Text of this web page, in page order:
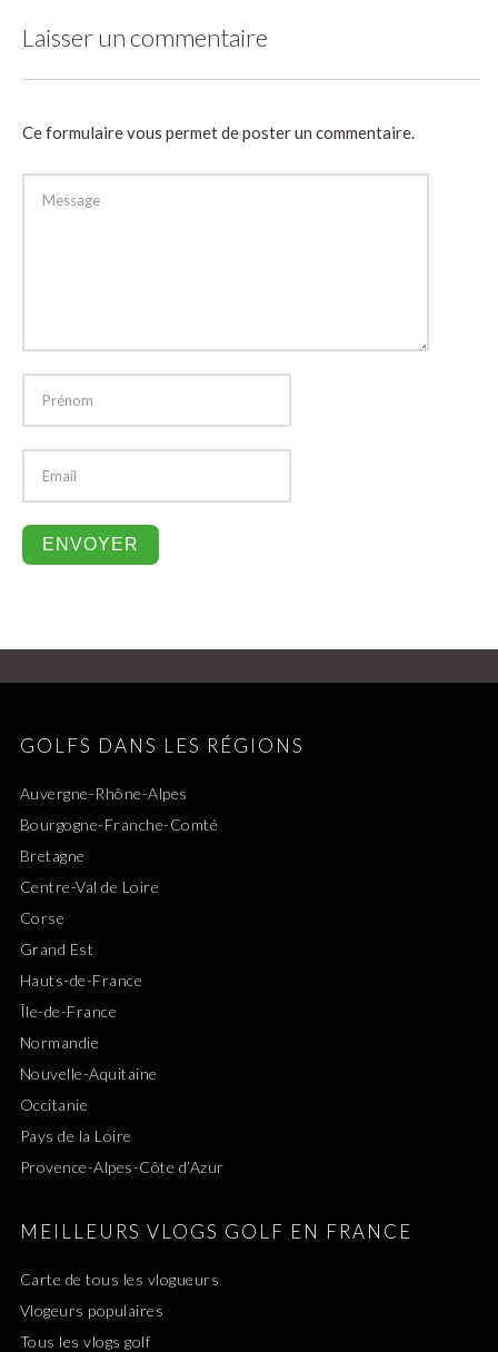
Laisser un commentaire
Ce formulaire vous permet de poster un commentaire.
GOLFS DANS LES RÉGIONS
Auvergne-Rhône-Alpes
Bourgogne-Franche-Comté
Bretagne
Centre-Val de Loire
Corse
Grand Est
Hauts-de-France
Île-de-France
Normandie
Nouvelle-Aquitaine
Occitanie
Pays de la Loire
Provence-Alpes-Côte d’Azur
MEILLEURS VLOGS GOLF EN FRANCE
Carte de tous les vlogueurs
Vlogeurs populaires
Tous les vlogs golf